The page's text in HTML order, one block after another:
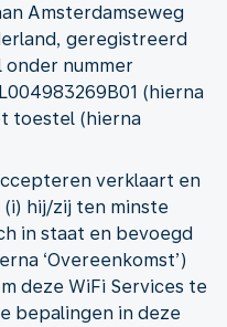
Amsterdamseweg
geregistreerd
onder nummer
(hierna
toestel (hierna
verklaart en
hij/zij ten minste
in staat en bevoegd
‘Overeenkomst’)
deze WiFi Services te
bepalingen in deze